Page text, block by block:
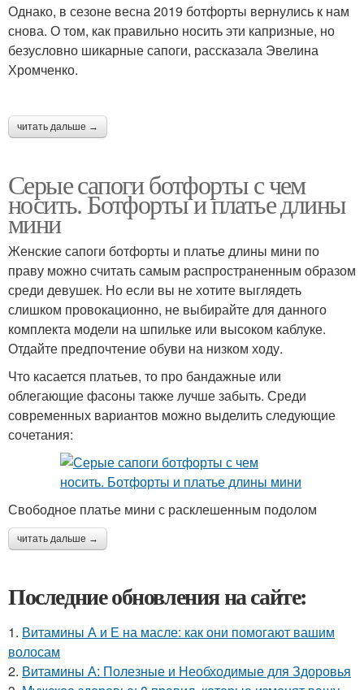
Однако, в сезоне весна 2019 ботфорты вернулись к нам
снова. О том, как правильно носить эти капризные, но
безусловно шикарные сапоги, рассказала Эвелина
Хромченко.
читать дальше →
Серые сапоги ботфорты с чем
носить. Ботфорты и платье длины
мини
Женские сапоги ботфорты и платье длины мини по
праву можно считать самым распространенным образом
среди девушек. Но если вы не хотите выглядеть
слишком провокационно, не выбирайте для данного
комплекта модели на шпильке или высоком каблуке.
Отдайте предпочтение обуви на низком ходу.
Что касается платьев, то про бандажные или
облегающие фасоны также лучше забыть. Среди
современных вариантов можно выделить следующие
сочетания:
Свободное платье мини с расклешенным подолом
читать дальше →
Последние обновления на сайте:
1. Витамины А и Е на масле: как они помогают вашим
волосам
2. Витамины А: Полезные и Необходимые для Здоровья